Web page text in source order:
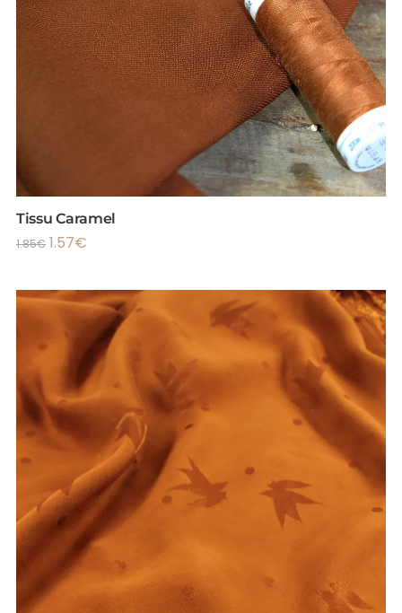
Tissu Caramel
1.85€ 1.57€